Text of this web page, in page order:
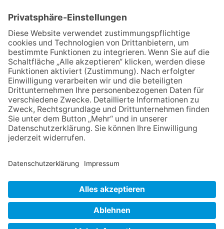
steuerlichen
Angelegenheiten
und für
alle
Rechtsformen.
Sie
Finanz-
und
Lohnbuchhaltungen.
Gründung
bis zur
Liquidation.
Jedes einzelne Mandat hat seine
Besonderheiten. Wir entwickeln für
Sie ein individuelles Paket mit
Lösungen. Wir bieten alle
von DATEV realisiert werden